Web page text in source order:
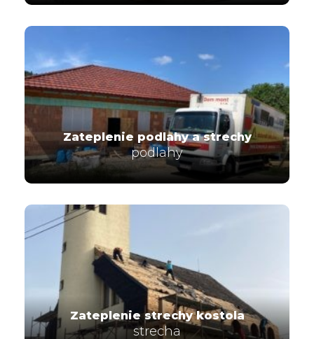
Zateplenie podlahy a strechy
podlahy
Zateplenie strechy kostola
strecha